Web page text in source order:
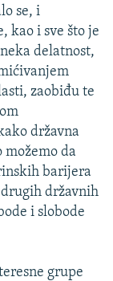
se, i
kao i sve što je
delatnost,
zaobiđu te
državna
da
barijera
državnih
i slobode
grupe